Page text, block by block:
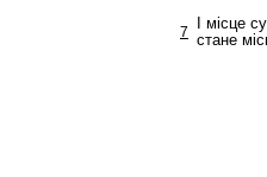
7
І місце
стане